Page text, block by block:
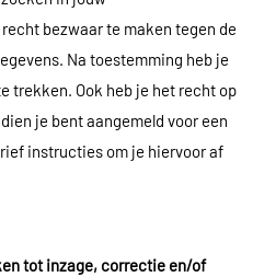
bezwaar te maken tegen de
Na toestemming heb je
trekken. Ook heb je het recht op
je bent aangemeld voor een
instructies om je hiervoor af
tot inzage, correctie en/of